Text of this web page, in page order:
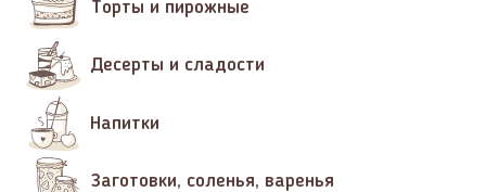
Торты и пирожные
Десерты и сладости
Напитки
Заготовки, соленья, варенья